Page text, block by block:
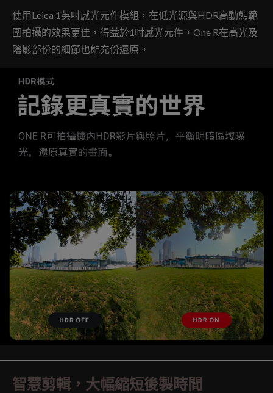
使用Leica 1英吋感光元件模組，在低光源與HDR高動態範
圍拍攝的效果更佳，得益於1吋感光元件，One R在高光及
陰影部份的細節也能充份還原。
智慧剪輯，大幅縮短後製時間